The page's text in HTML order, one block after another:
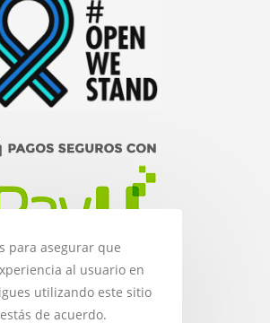
para asegurar que
al usuario en
utilizando este sitio
de acuerdo.